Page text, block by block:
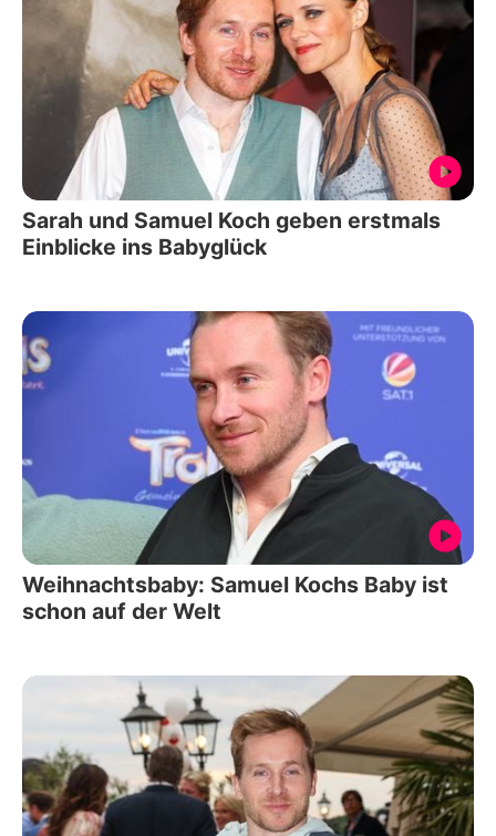
Sarah und Samuel Koch geben erstmals
Einblicke ins Babyglück
Weihnachtsbaby: Samuel Kochs Baby ist
schon auf der Welt